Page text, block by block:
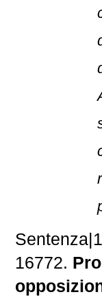
Sentenza|
16772.